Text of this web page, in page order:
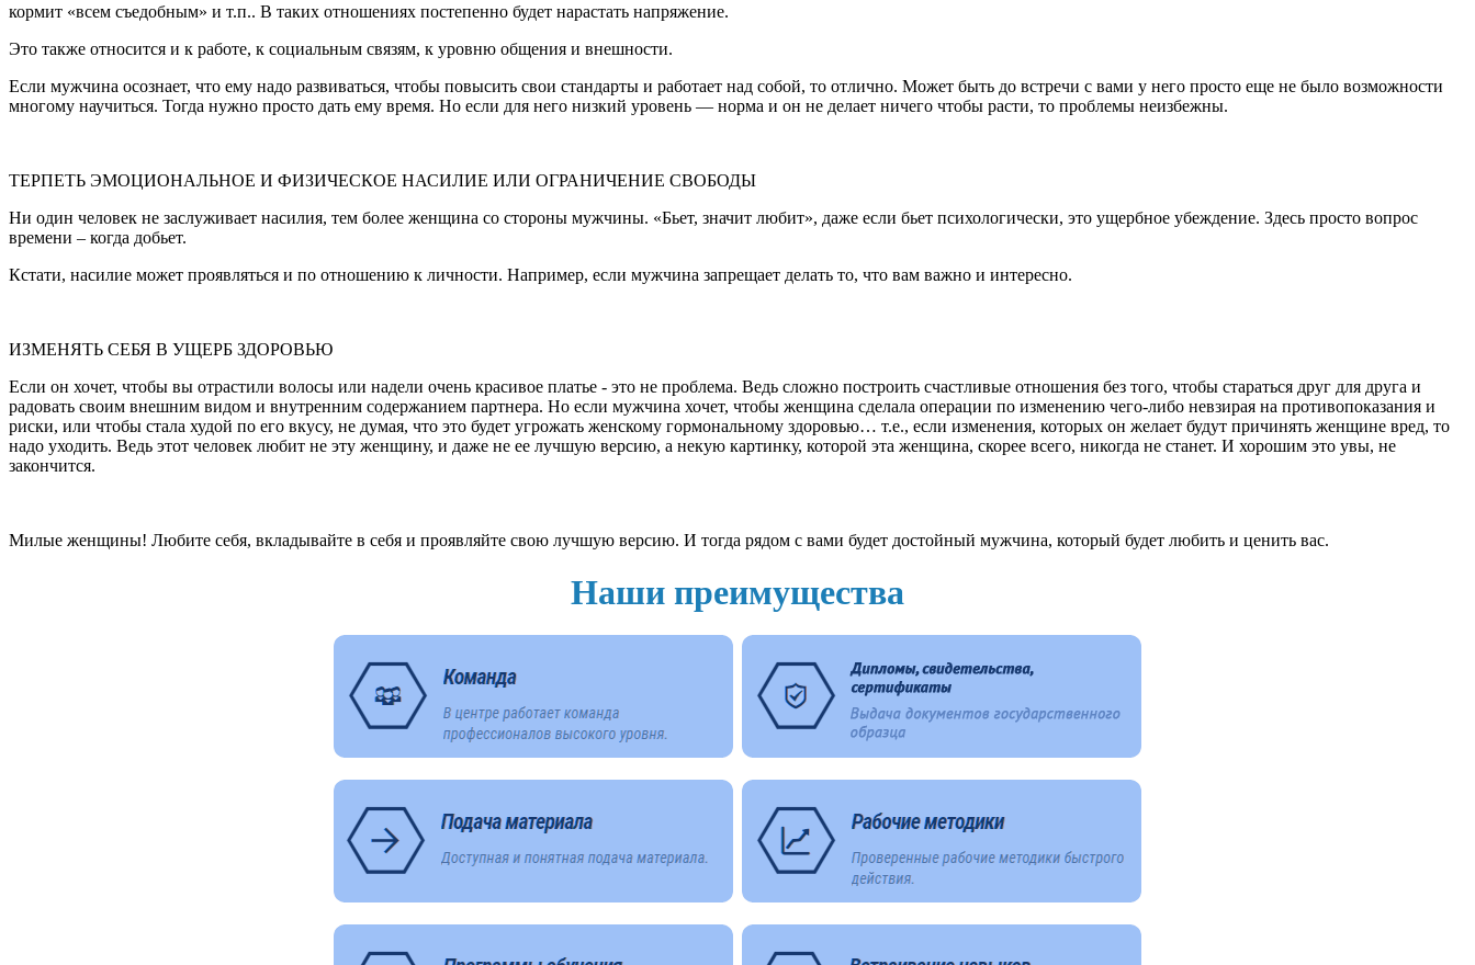
кормит «всем съедобным» и т.п.. В таких отношениях постепенно будет нарастать напряжение.
Это также относится и к работе, к социальным связям, к уровню общения и внешности.
Если мужчина осознает, что ему надо развиваться, чтобы повысить свои стандарты и работает над собой, то отлично. Может быть до встречи с вами у него просто еще не было возможности
многому научиться. Тогда нужно просто дать ему время. Но если для него низкий уровень — норма и он не делает ничего чтобы расти, то проблемы неизбежны.
ТЕРПЕТЬ ЭМОЦИОНАЛЬНОЕ И ФИЗИЧЕСКОЕ НАСИЛИЕ ИЛИ ОГРАНИЧЕНИЕ СВОБОДЫ
Ни один человек не заслуживает насилия, тем более женщина со стороны мужчины. «Бьет, значит любит», даже если бьет психологически, это ущербное убеждение. Здесь просто вопрос
времени – когда добьет.
Кстати, насилие может проявляться и по отношению к личности. Например, если мужчина запрещает делать то, что вам важно и интересно.
ИЗМЕНЯТЬ СЕБЯ В УЩЕРБ ЗДОРОВЬЮ
Если он хочет, чтобы вы отрастили волосы или надели очень красивое платье - это не проблема. Ведь сложно построить счастливые отношения без того, чтобы стараться друг для друга и
радовать своим внешним видом и внутренним содержанием партнера. Но если мужчина хочет, чтобы женщина сделала операции по изменению чего-либо невзирая на противопоказания и
риски, или чтобы стала худой по его вкусу, не думая, что это будет угрожать женскому гормональному здоровью… т.е., если изменения, которых он желает будут причинять женщине вред, то
надо уходить. Ведь этот человек любит не эту женщину, и даже не ее лучшую версию, а некую картинку, которой эта женщина, скорее всего, никогда не станет. И хорошим это увы, не
закончится.
Милые женщины! Любите себя, вкладывайте в себя и проявляйте свою лучшую версию. И тогда рядом с вами будет достойный мужчина, который будет любить и ценить вас.
Наши преимущества